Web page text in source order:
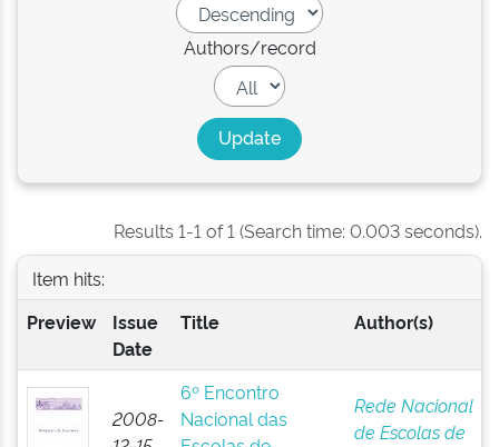
Authors/record
Results 1-1 of 1 (Search time: 0.003 seconds).
Item hits:
Preview
Issue
Date
Title Author(s)
2008-
6º Encontro
Nacional das
Rede Nacional
de Escolas de